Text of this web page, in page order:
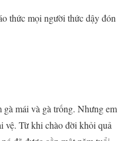
thức mọi người thức dậy đón
mái và gà trống. Nhưng em
vệ. Từ khi chào đời khỏi quả